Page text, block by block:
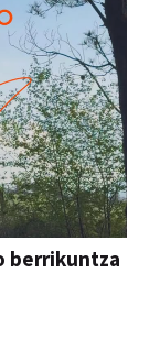
berrikuntza